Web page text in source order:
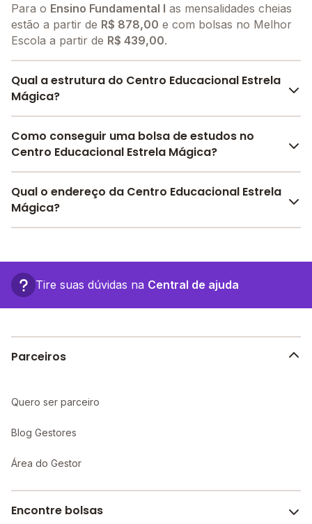
Para o Ensino Fundamental I as mensalidades cheias
estão a partir de R$ 878,00 e com bolsas no Melhor
Escola a partir de R$ 439,00.
Qual a estrutura do Centro Educacional Estrela
Mágica?
O Centro Educacional Estrela Mágica oferece toda a
estrutura necessária para o conforto e
Berçário, Quadra Esportiva Descoberta, Parquinho,
Sala de leitura, Refeitório, Sala de professores, Pátio
Descoberto, Banda larga, Internet, entre outras
Como conseguir uma bolsa de estudos no
Centro Educacional Estrela Mágica?
O Melhor Escola oferece descontos para o Centro
Educacional Estrela Mágica a partir de
Qual o endereço da Centro Educacional Estrela
Mágica?
Paracatu, 155 - Juiz de Fora - MG.
Tire suas dúvidas na Central de ajuda
Parceiros
Quero ser parceiro
Blog Gestores
Área do Gestor
Encontre bolsas